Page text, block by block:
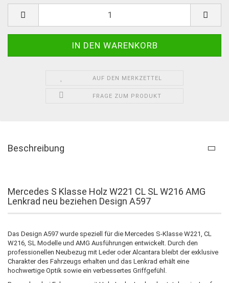
AUF DEN MERKZETTEL
FRAGE ZUM PRODUKT
Beschreibung
Mercedes S Klasse Holz W221 CL SL W216 AMG
Lenkrad neu beziehen Design A597
Das Design A597 wurde speziell für die Mercedes S-Klasse W221, CL
W216, SL Modelle und AMG Ausführungen entwickelt. Durch den
professionellen Neubezug mit Leder oder Alcantara bleibt der exklusive
Charakter des Fahrzeugs erhalten und das Lenkrad erhält eine
hochwertige Optik sowie ein verbessertes Griffgefühl.